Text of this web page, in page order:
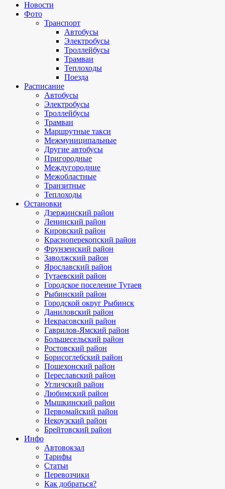
Новости
Фото
Транспорт
Автобусы
Электробусы
Троллейбусы
Трамваи
Теплоходы
Поезда
Расписание
Автобусы
Электробусы
Троллейбусы
Трамваи
Маршрутные такси
Межмуниципальные
Другие автобусы
Пригородные
Междугородние
Межобластные
Транзитные
Теплоходы
Остановки
Дзержинский район
Ленинский район
Кировский район
Красноперекопский район
Фрунзенский район
Заволжский район
Ярославский район
Тутаевский район
Городское поселение Тутаев
Рыбинский район
Городской округ Рыбинск
Даниловский район
Некрасовский район
Гаврилов-Ямский район
Большесельский район
Ростовский район
Борисоглебский район
Пошехонский район
Переславский район
Угличский район
Любимский район
Мышкинский район
Первомайский район
Некоузский район
Брейтовский район
Инфо
Автовокзал
Тарифы
Статьи
Перевозчики
Как добраться?